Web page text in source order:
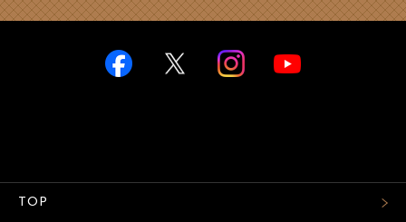
TOP